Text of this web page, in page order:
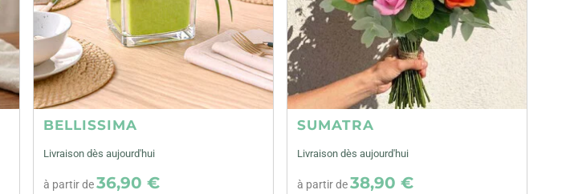
BELLISSIMA
Livraison dès aujourd'hui
à partir de36,90 €
SUMATRA
Livraison dès aujourd'hui
à partir de38,90 €